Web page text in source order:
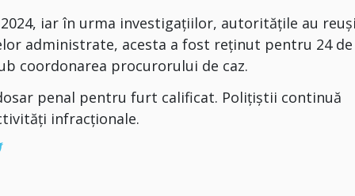
iar în urma investigațiilor, autoritățile au
administrate, acesta a fost reținut pentru 24 de
coordonarea procurorului de caz.
penal pentru furt calificat. Polițiștii continuă
infracționale.